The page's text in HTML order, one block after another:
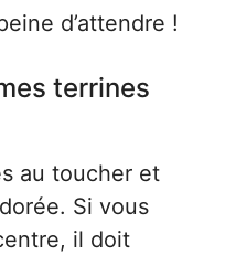
d’attendre !
terrines
au toucher et
Si vous
il doit